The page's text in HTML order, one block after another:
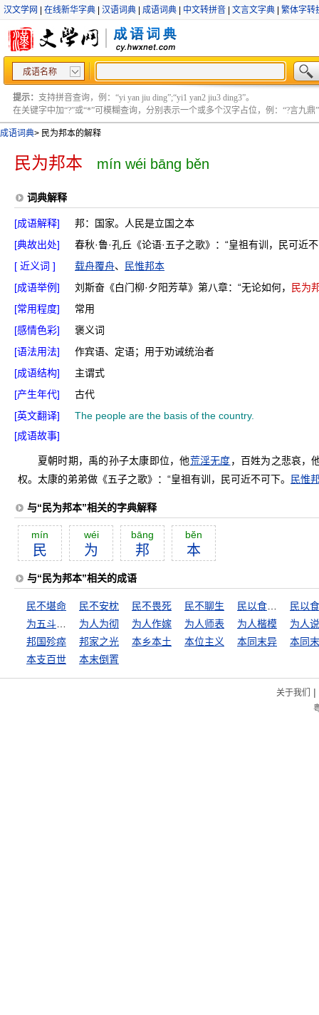
汉文学网 在线新华字典 汉语词典 成语词典 中文转拼音 文言文字典 繁体字转
成语名称
提示： 支持拼音查询，例：“yi yan jiu ding”;“yi1 yan2 jiu3 ding3”。
在关键字中加“?”或“*”可模糊查询，分别表示一个或多个汉字占位，例：“?言九鼎”
成语词典> 民为邦本的解释
民为邦本 mín wéi bāng běn
词典解释
[成语解释]
邦：国家。人民是立国之本
[典故出处]
春秋·鲁·孔丘《论语·五子之歌》：“皇祖有训，民可近
[ 近义词 ]
载舟覆舟、
民惟邦本
[成语举例]
刘斯奋《白门柳·夕阳芳草》第八章：“无论如何，
民为
[常用程度]
常用
[感情色彩]
褒义词
[语法用法]
作宾语、定语；用于劝诫统治者
[成语结构]
主谓式
[产生年代]
古代
[英文翻译]
The people are the basis of the country.
[成语故事]
夏朝时期，禹的孙子太康即位，他荒淫无度，百姓为之悲哀，
权。太康的弟弟做《五子之歌》：“皇祖有训，民可近不可下。
民惟
与“民为邦本”相关的字典解释
mín
民
wéi
为
bāng
邦
bĕn
本
与“民为邦本”相关的成语
民不堪命 民不安枕 民不畏死 民不聊生
为人为彻 为人作嫁 为人师表 为人楷模
为人
邦国殄瘁
邦家之光 本乡本土 本位主义 本同末异
本同
本支百世
本末倒置
关于我们 |